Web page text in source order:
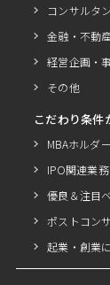
コンサルタ
金融・不動
経営企画・
その他
こだわり条件
MBAホルダ
IPO関連業務
優良＆注目
ポストコン
起業・創業